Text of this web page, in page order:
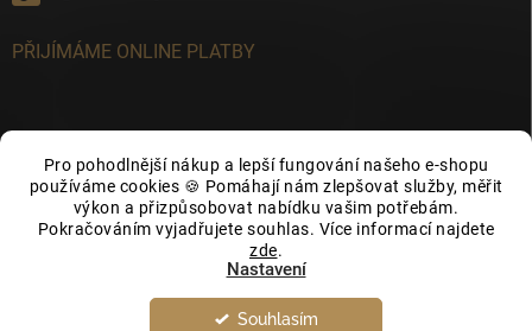
Pro pohodlnější nákup a lepší fungování našeho e-shopu
používáme cookies 🍪 Pomáhají nám zlepšovat služby, měřit
výkon a přizpůsobovat nabídku vašim potřebám.
Pokračováním vyjadřujete souhlas. Více informací najdete
zde.
Nastavení
Souhlasím
PŘIJÍMÁME ONLINE PLATBY
FACEBOOK